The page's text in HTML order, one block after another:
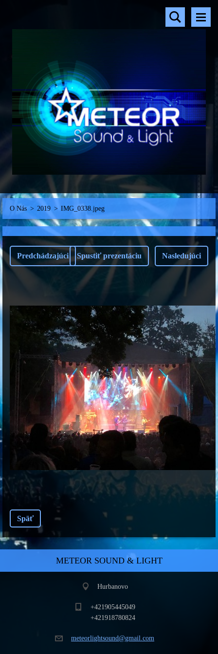
O Nás > 2019 > IMG_0338.jpeg
Predchádzajúci Spustiť prezentáciu Nasledujúci
Späť
METEOR SOUND & LIGHT
Hurbanovo
+421905445049
+421918780824
meteorlightsound@gmail.com